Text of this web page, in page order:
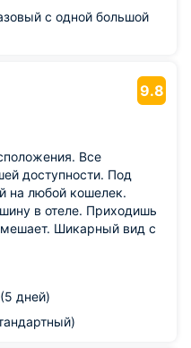
с одной большой
9.8
Все
доступности. Под
на любой кошелек.
в отеле. Приходишь
Шикарный вид с
дней)